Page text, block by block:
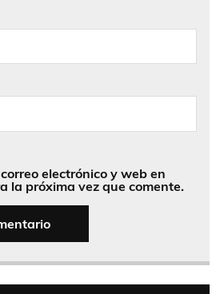
electrónico y web en
la próxima vez que comente.